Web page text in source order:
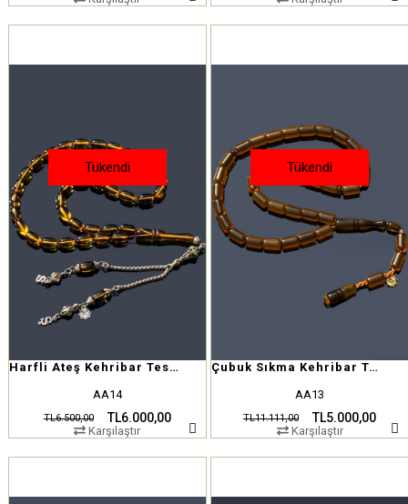
Tükendi
Harfli Ateş Kehribar Tesbih
AA14
TL6.000,00
TL6.500,00
Karşılaştır
Tükendi
Çubuk Sıkma Kehribar Tesbih
AA13
TL5.000,00
TL11.111,00
Karşılaştır